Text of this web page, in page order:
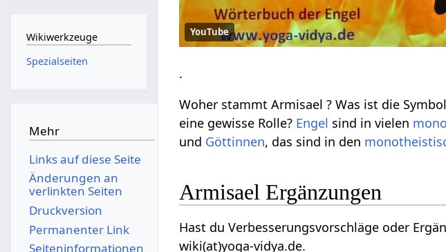
YouTube
.
Woher stammt Armisael ? Was ist die
eine gewisse Rolle? Engel sind in vielen
und Göttinnen, das sind in den
Armisael Ergänzungen
Hast du Verbesserungsvorschläge oder
wiki(at)yoga-vidya.de.
Wikiwerkzeuge
Spezialseiten
Mehr
Links auf diese Seite
Änderungen an
verlinkten Seiten
Druckversion
Permanenter Link
Seiten­­informationen